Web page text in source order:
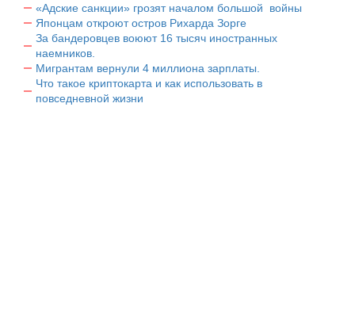
«Адские санкции» грозят началом большой войны
Японцам откроют остров Рихарда Зорге
За бандеровцев воюют 16 тысяч иностранных
наемников.
Мигрантам вернули 4 миллиона зарплаты.
Что такое криптокарта и как использовать в
повседневной жизни